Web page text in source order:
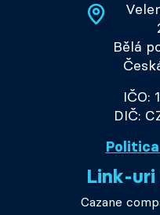
Bělá
IČO:
DIČ:
Link-
Cazane